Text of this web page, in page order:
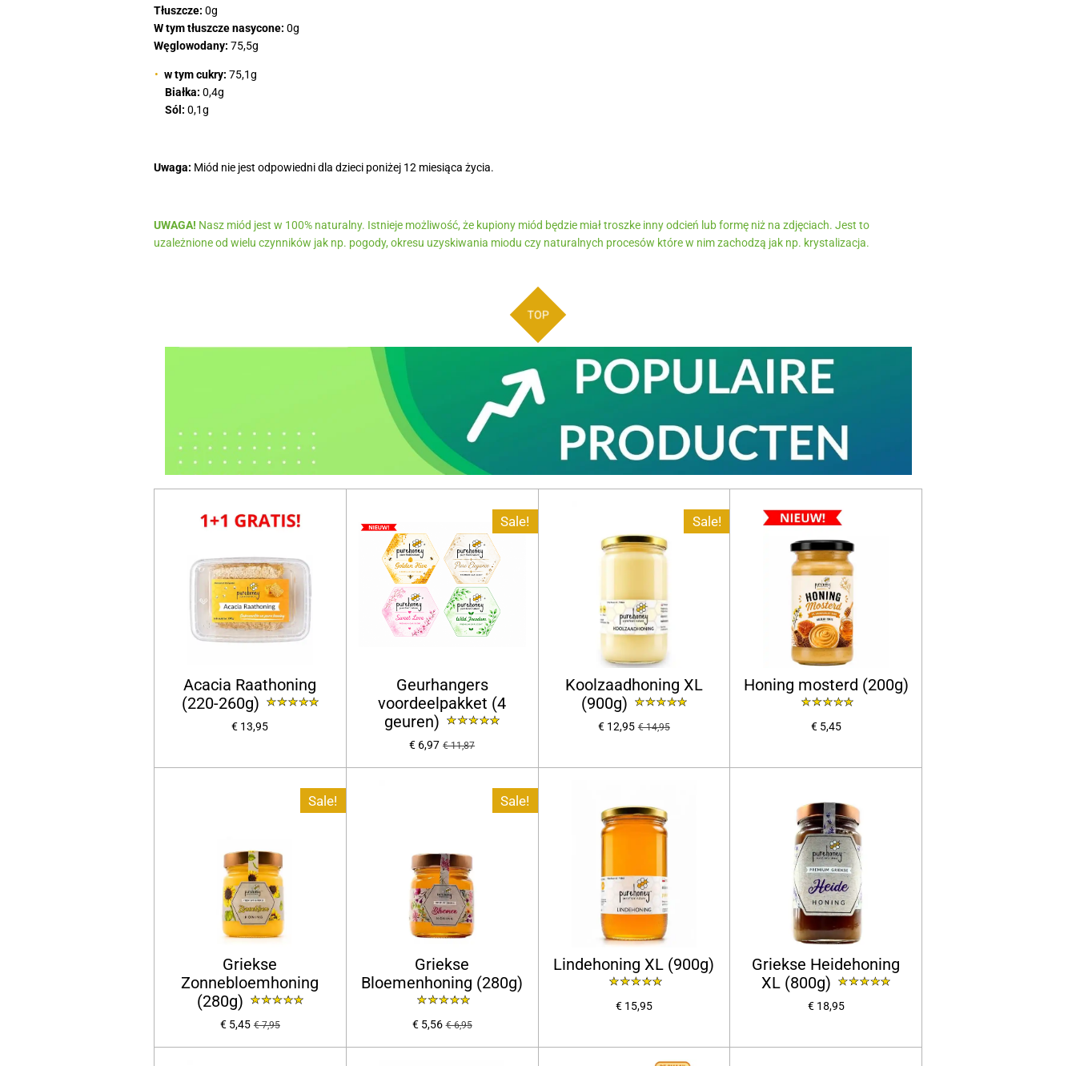
Tłuszcze: 0g
W tym tłuszcze nasycone: 0g
Węglowodany: 75,5g
w tym cukry: 75,1g
Białka: 0,4g
Sól: 0,1g
Uwaga: Miód nie jest odpowiedni dla dzieci poniżej 12 miesiąca życia.
UWAGA! Nasz miód jest w 100% naturalny. Istnieje możliwość, że kupiony miód będzie miał troszke inny odcień lub formę niż na zdjęciach. Jest to
uzależnione od wielu czynników jak np. pogody, okresu uzyskiwania miodu czy naturalnych procesów które w nim zachodzą jak np. krystalizacja.
TOP
Acacia Raathoning
(220-260g)
€ 13,95
Sale!
Geurhangers
voordeelpakket (4
geuren)
€ 6,97 € 11,87
Sale!
Koolzaadhoning XL
(900g)
€ 12,95 € 14,95
Honing mosterd (200g)
€ 5,45
Sale!
Griekse
Zonnebloemhoning
(280g)
€ 5,45 € 7,95
Sale!
Griekse
Bloemenhoning (280g)
€ 5,56 € 6,95
Lindehoning XL (900g)
€ 15,95
Griekse Heidehoning
XL (800g)
€ 18,95